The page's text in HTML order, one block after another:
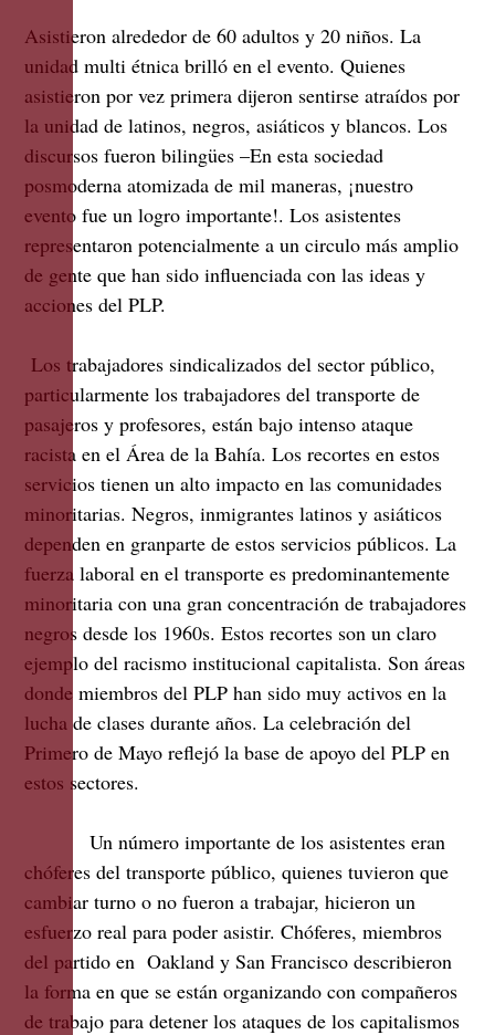
Asistieron alrededor de 60 adultos y 20 niños. La
unidad multi étnica brilló en el evento. Quienes
asistieron por vez primera dijeron sentirse atraídos por
la unidad de latinos, negros, asiáticos y blancos. Los
discursos fueron bilingües –En esta sociedad
posmoderna atomizada de mil maneras, ¡nuestro
evento fue un logro importante!. Los asistentes
representaron potencialmente a un circulo más amplio
de gente que han sido influenciada con las ideas y
acciones del PLP.
Los trabajadores sindicalizados del sector público,
particularmente los trabajadores del transporte de
pasajeros y profesores, están bajo intenso ataque
racista en el Área de la Bahía. Los recortes en estos
servicios tienen un alto impacto en las comunidades
minoritarias. Negros, inmigrantes latinos y asiáticos
dependen en granparte de estos servicios públicos. La
fuerza laboral en el transporte es predominantemente
minoritaria con una gran concentración de trabajadores
negros desde los 1960s. Estos recortes son un claro
ejemplo del racismo institucional capitalista. Son áreas
donde miembros del PLP han sido muy activos en la
lucha de clases durante años. La celebración del
Primero de Mayo reflejó la base de apoyo del PLP en
estos sectores.
Un número importante de los asistentes eran
chóferes del transporte público, quienes tuvieron que
cambiar turno o no fueron a trabajar, hicieron un
esfuerzo real para poder asistir. Chóferes, miembros
del partido en Oakland y San Francisco describieron
la forma en que se están organizando con compañeros
de trabajo para detener los ataques de los capitalismos